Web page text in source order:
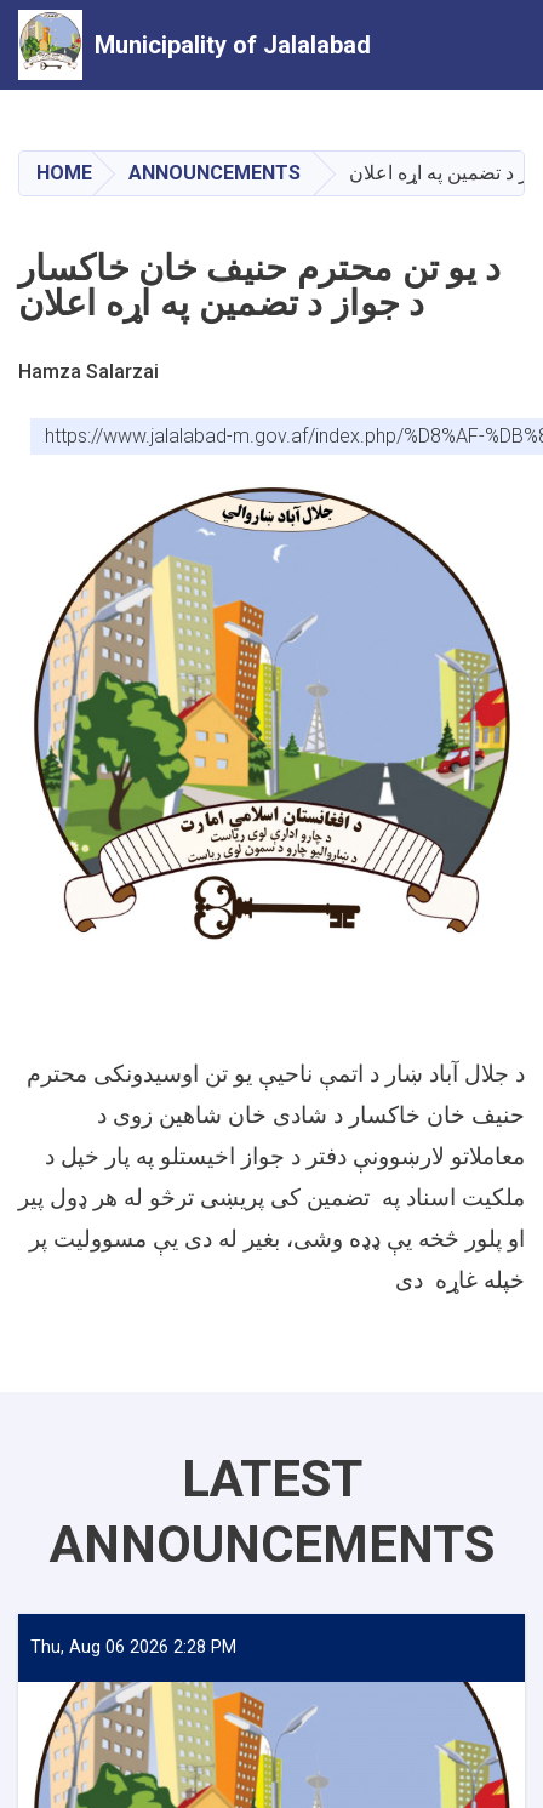
main
content
Municipality of Jalalabad
HOME ANNOUNCEMENTS د تضمین په اړه اعلان
د یو تن محترم حنیف خان خاکسار
د جواز د تضمین په اړه اعلان
Hamza Salarzai
https://www.jalalabad-m.gov.af/index.php/%D8%AF-
د جلال آباد ښار د اتمې ناحیې یو تن اوسیدونکی محترم
حنیف خان خاکسار د شادی خان شاهین زوی د
معاملاتو لارښوونې دفتر د جواز اخیستلو په پار خپل د
ملکیت اسناد په تضمین کی پریښی ترڅو له هر ډول پیر
او پلور څخه یې ډډه وشی، بغیر له دی یې مسوولیت پر
خپله غاړه دی
LATEST
ANNOUNCEMENTS
Thu, Aug 06 2026 2:28 PM